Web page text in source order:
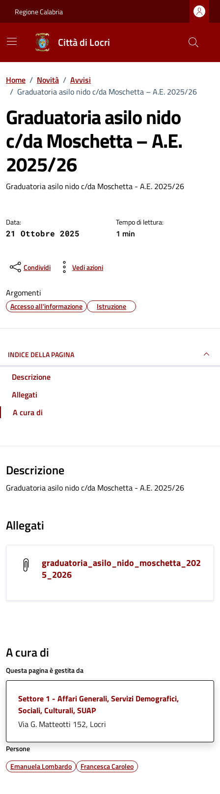
Regione Calabria
Città di Locri
Home / Novità / Avvisi
/ Graduatoria asilo nido c/da Moschetta – A.E. 2025/26
Graduatoria asilo nido
c/da Moschetta – A.E.
2025/26
Dettagli della notizia
Graduatoria asilo nido c/da Moschetta - A.E. 2025/26
Data:
21 Ottobre 2025
Tempo di lettura:
1 min
Condividi Vedi azioni
Argomenti
Accesso all'informazione Istruzione
INDICE DELLA PAGINA
Descrizione
Allegati
A cura di
Descrizione
Graduatoria asilo nido c/da Moschetta - A.E. 2025/26
Allegati
graduatoria_asilo_nido_moschetta_202
5_2026
A cura di
Questa pagina è gestita da
Settore 1 - Affari Generali, Servizi Demografici,
Sociali, Culturali, SUAP
Via G. Matteotti 152, Locri
Persone
Emanuela Lombardo
Francesca Caroleo